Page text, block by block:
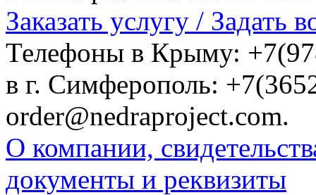
Заказать услугу / Задать
Телефоны в Крыму:
в г. Симферополь:
order@nedraproject.com.
О компании,
документы и реквизиты